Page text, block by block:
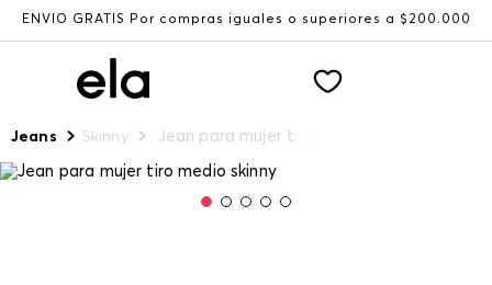
ENVÍO GRATIS Por compras iguales o superiores a $200.000
Jeans Skinny Jean para mujer tiro medio skinny